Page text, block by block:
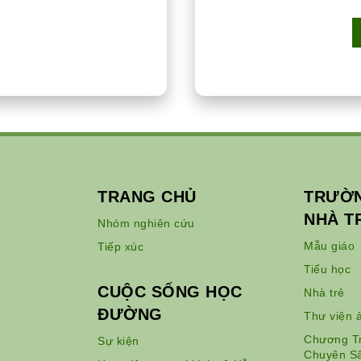
TRANG CHỦ
Nhóm nghiên cứu
Tiếp xúc
CUỘC SỐNG HỌC
ĐƯỜNG
Sự kiện
NHÀ
Mẫu giáo
Tiểu học
Nhà trẻ
Thư viện
Chương
Chuyên